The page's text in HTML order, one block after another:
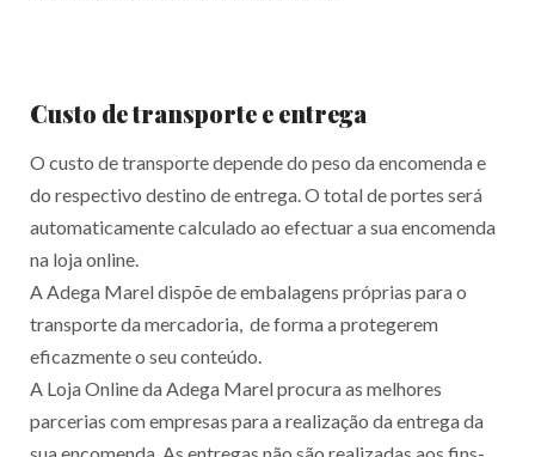
Custo de transporte e entrega
O custo de transporte depende do peso da encomenda e
do respectivo destino de entrega. O total de portes será
automaticamente calculado ao efectuar a sua encomenda
na loja online.
A Adega Marel dispõe de embalagens próprias para o
transporte da mercadoria, de forma a protegerem
eficazmente o seu conteúdo.
A Loja Online da Adega Marel procura as melhores
parcerias com empresas para a realização da entrega da